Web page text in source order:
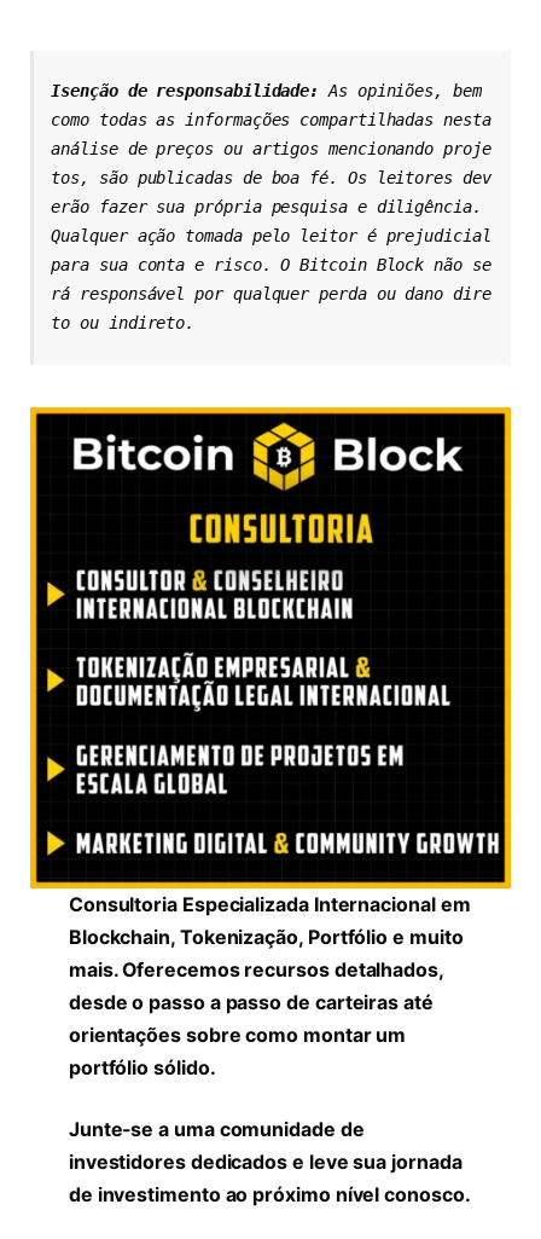
Isenção de responsabilidade: As opiniões, bem
como todas as informações compartilhadas nesta
análise de preços ou artigos mencionando proje
tos, são publicadas de boa fé. Os leitores dev
erão fazer sua própria pesquisa e diligência.
Qualquer ação tomada pelo leitor é prejudicial
para sua conta e risco. O Bitcoin Block não se
rá responsável por qualquer perda ou dano dire
to ou indireto.
Consultoria Especializada Internacional em
Blockchain, Tokenização, Portfólio e muito
mais. Oferecemos recursos detalhados,
desde o passo a passo de carteiras até
orientações sobre como montar um
portfólio sólido.
Junte-se a uma comunidade de
investidores dedicados e leve sua jornada
de investimento ao próximo nível conosco.